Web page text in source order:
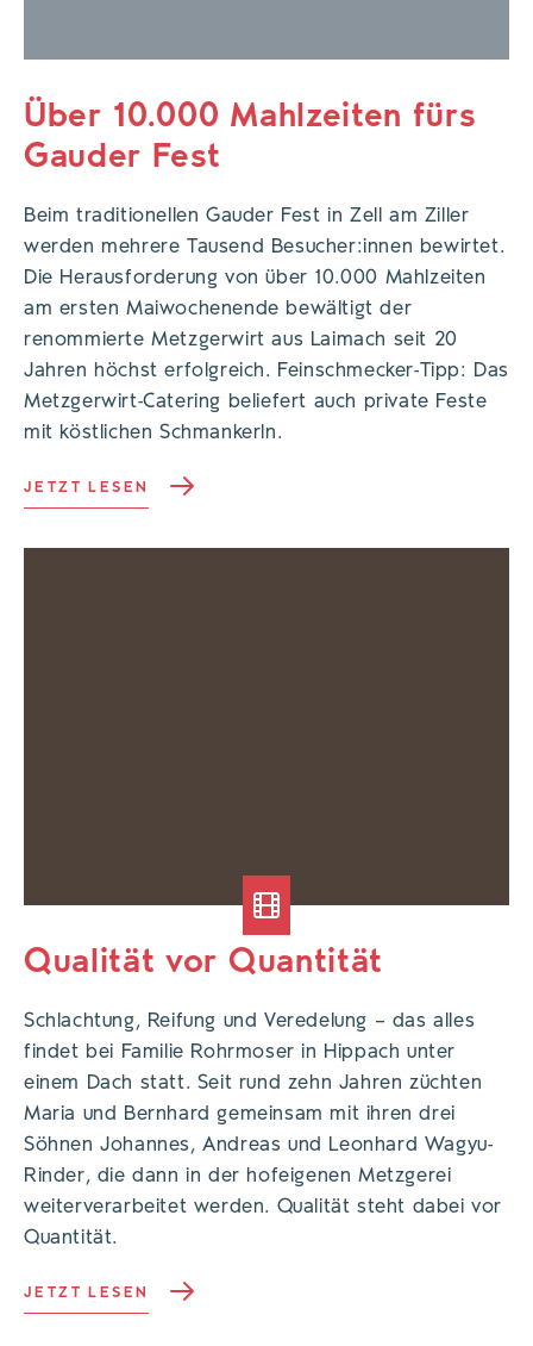
Über 10.000 Mahlzeiten fürs
Gauder Fest
Beim traditionellen Gauder Fest in Zell am Ziller
werden mehrere Tausend Besucher:innen bewirtet.
Die Herausforderung von über 10.000 Mahlzeiten
am ersten Maiwochenende bewältigt der
renommierte Metzgerwirt aus Laimach seit 20
Jahren höchst erfolgreich. Feinschmecker-Tipp: Das
Metzgerwirt-Catering beliefert auch private Feste
mit köstlichen Schmankerln.
JETZT LESEN
Qualität vor Quantität
Schlachtung, Reifung und Veredelung – das alles
findet bei Familie Rohrmoser in Hippach unter
einem Dach statt. Seit rund zehn Jahren züchten
Maria und Bernhard gemeinsam mit ihren drei
Söhnen Johannes, Andreas und Leonhard Wagyu-
Rinder, die dann in der hofeigenen Metzgerei
weiterverarbeitet werden. Qualität steht dabei vor
Quantität.
JETZT LESEN